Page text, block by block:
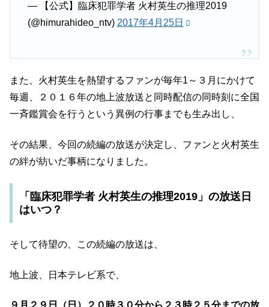
— 【公式】臨床犯罪学者 火村英生の推理2019
(@himurahideo_ntv) 2017年4月25日
また、火村英生を熱望するファンが毎年1～３月にかけて
毎週、２０１６年の地上波放送と同時配信の同時刻に全国
一斉鑑賞会を行うという異例の行事までも生み出し、
その結果、今回の続編の放送が決定し、ファンと火村英生
の絆が紡いだ事柄になりました。
「臨床犯罪学者 火村英生の推理2019」の放送日
はいつ？
そして待望の、この続編の放送は、
地上波、日本テレビ系で、
９月２９日（日）２０時３０分から２３時２５分までの放